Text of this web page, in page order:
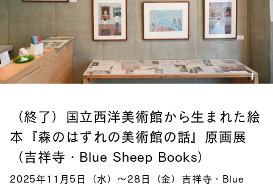
（終了）国立西洋美術館から生まれた絵
本『森のはずれの美術館の話』原画展
（吉祥寺・Blue Sheep Books）
2025年11月5日（水）～28日（金）吉祥寺・Blue